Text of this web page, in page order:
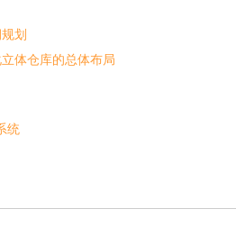
划
体仓库的总体布局
统